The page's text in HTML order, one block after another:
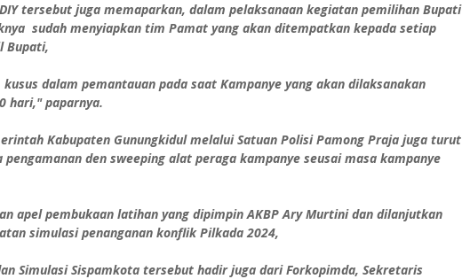
tersebut juga memaparkan, dalam pelaksanaan kegiatan pemilihan Bupati
sudah menyiapkan tim Pamat yang akan ditempatkan kepada setiap
Bupati,
dalam pemantauan pada saat Kampanye yang akan dilaksanakan
hari," paparnya.
Kabupaten Gunungkidul melalui Satuan Polisi Pamong Praja juga turut
den sweeping alat peraga kampanye seusai masa kampanye
apel pembukaan latihan yang dipimpin AKBP Ary Murtini dan dilanjutkan
simulasi penanganan konflik Pilkada 2024,
Simulasi Sispamkota tersebut hadir juga dari Forkopimda, Sekretaris